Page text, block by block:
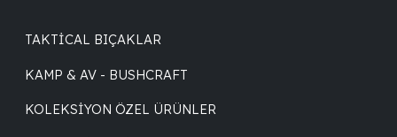
TAKTICAL BIÇAKLAR
KAMP & AV - BUSHCRAFT
KOLEKSIYON ÖZEL ÜRÜNLER